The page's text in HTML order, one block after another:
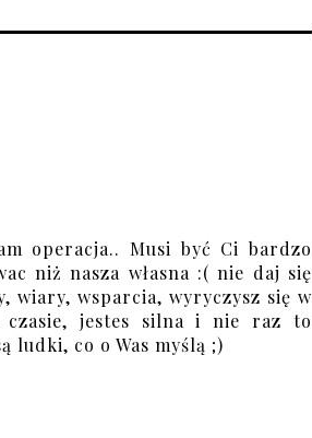
operacja.. Musi być Ci bardzo
niż nasza własna :( nie daj się
wiary, wsparcia, wyryczysz się w
jestes silna i nie raz to
ludki, co o Was myślą ;)